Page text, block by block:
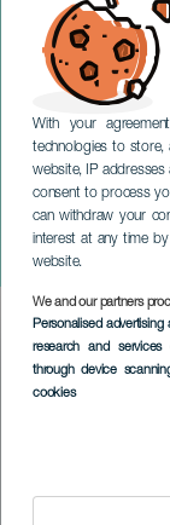
With your
technologies to store,
website, IP addresses
consent to process
can withdraw your
interest at any time
website.
We and our partners
Personalised
research and services
through device
cookies
El
TENERIFE
Imagen
Listado